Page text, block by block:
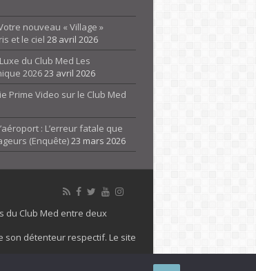
nouveau « Village »
et le ciel 28 avril 2026
du Club Med Les
202623 avril 2026
Prime Video sur le Club Med
: L’erreur fatale que
(Enquête)23 mars 2026
du Club Med entre deux
son détenteur respectif. Le site